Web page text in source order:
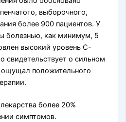
выборочного,
более 900 пациентов. У
болезнью, как минимум, 5
высокий уровень C-
свидетельствует о сильном
ощущал положительного
более 20%
симптомов.